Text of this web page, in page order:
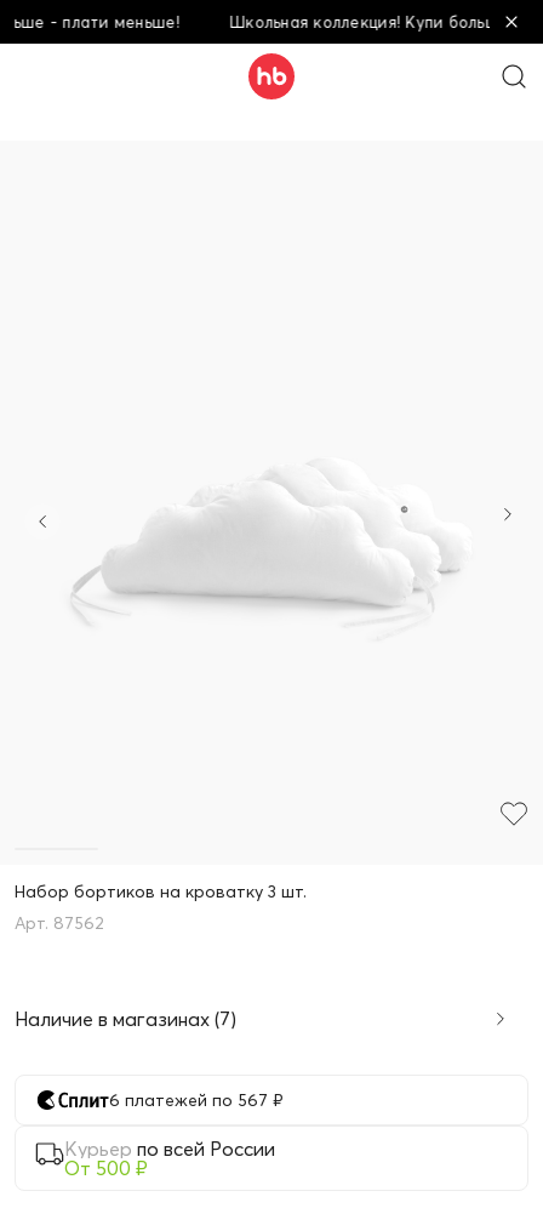
- плати меньше! Школьная коллекция! Купи больше -
Набор бортиков на кроватку 3 шт.
87562
Наличие в магазинах (7)
6 платежей по 567 ₽
Курьер по всей России
От 500 ₽